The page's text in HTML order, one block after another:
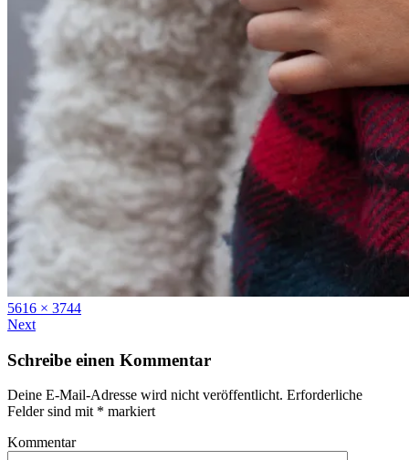
Full
size
5616 × 3744
Next
Schreibe einen Kommentar
Deine E-Mail-Adresse wird nicht veröffentlicht. Erforderliche
Felder sind mit * markiert
Kommentar